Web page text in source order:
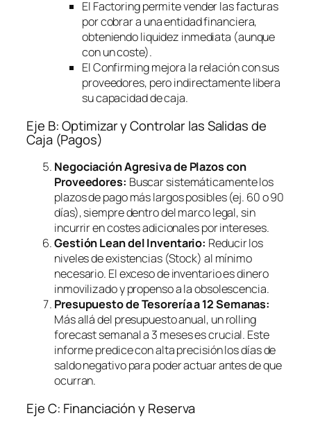
El Factoringpermite vender las facturas
por cobrar a una entidad financiera,
obteniendo liquidez inmediata (aunque
con un coste).
ElConfirmingmejora la relación con sus
proveedores, pero indirectamente libera
su capacidad de caja.
Eje B: Optimizar y Controlar las Salidas de
Caja (Pagos)
Negociación Agresiva de Plazos con
Proveedores: Buscar sistemáticamente los
plazos de pago más largos posibles (ej. 60 o 90
días), siempre dentro del marco legal, sin
incurrir en costes adicionales por intereses.
Gestión Lean del Inventario: Reducir los
niveles de existencias (Stock) al mínimo
necesario. El exceso de inventario es dinero
inmovilizado y propenso a la obsolescencia.
Presupuesto de Tesorería a 12 Semanas:
Más allá del presupuesto anual, unrolling
forecastsemanal a 3 meses es crucial. Este
informe predice con alta precisión los días de
saldo negativo para poder actuar antes de que
ocurran.
Eje C: Financiación y Reserva